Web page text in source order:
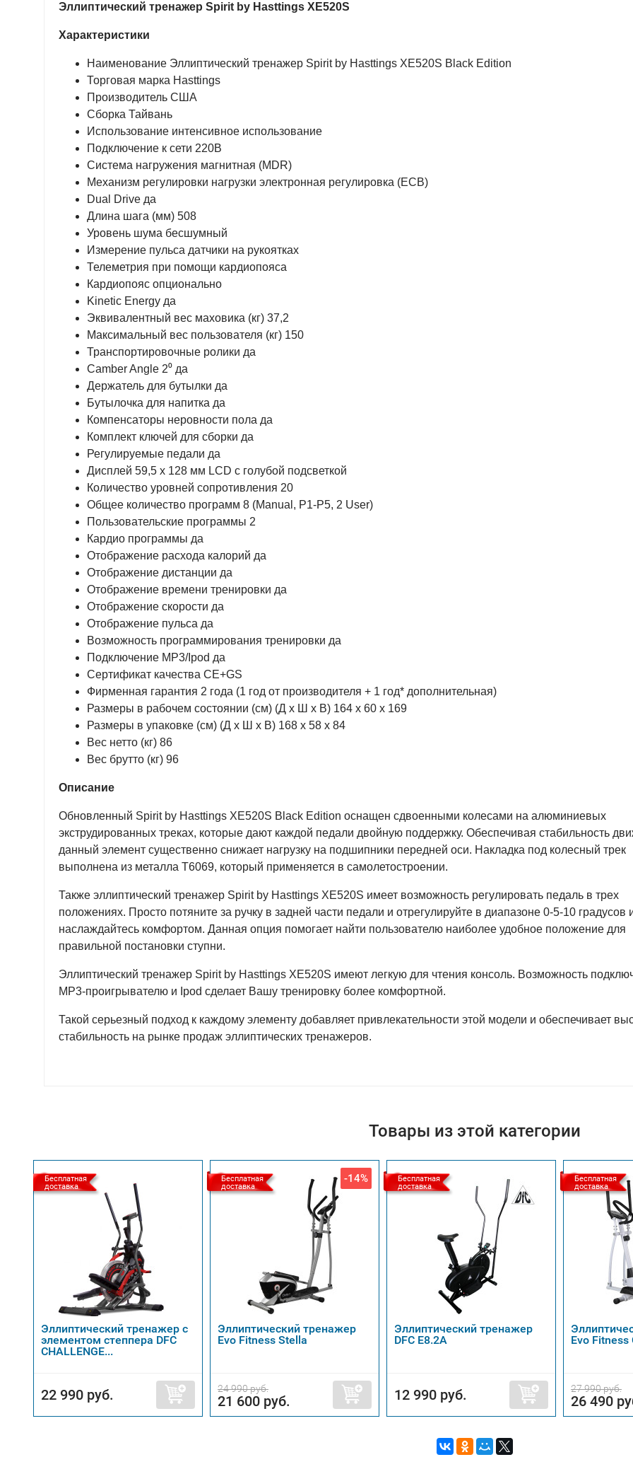
Эллиптический тренажер Spirit by Hasttings XE520S
Характеристики
Наименование Эллиптический тренажер Spirit by Hasttings XE520S Black Edition
Торговая марка Hasttings
Производитель США
Сборка Тайвань
Использование интенсивное использование
Подключение к сети 220В
Система нагружения магнитная (MDR)
Механизм регулировки нагрузки электронная регулировка (ECB)
Dual Drive да
Длина шага (мм) 508
Уровень шума беcшумный
Измерение пульса датчики на рукоятках
Телеметрия при помощи кардиопояса
Кардиопояс опционально
Kinetic Energy да
Эквивалентный вес маховика (кг) 37,2
Максимальный вес пользователя (кг) 150
Транспортировочные ролики да
Camber Angle 2⁰ да
Держатель для бутылки да
Бутылочка для напитка да
Компенсаторы неровности пола да
Комплект ключей для сборки да
Регулируемые педали да
Дисплей 59,5 x 128 мм LCD с голубой подсветкой
Количество уровней сопротивления 20
Общее количество программ 8 (Manual, P1-P5, 2 User)
Пользовательские программы 2
Кардио программы да
Отображение расхода калорий да
Отображение дистанции да
Отображение времени тренировки да
Отображение скорости да
Отображение пульса да
Возможность программирования тренировки да
Подключение MP3/Ipod да
Сертификат качества CE+GS
Фирменная гарантия 2 года (1 год от производителя + 1 год* дополнительная)
Размеры в рабочем состоянии (см) (Д х Ш х В) 164 х 60 х 169
Размеры в упаковке (см) (Д х Ш х В) 168 х 58 х 84
Вес нетто (кг) 86
Вес брутто (кг) 96
Описание
Обновленный Spirit by Hasttings XE520S Black Edition оснащен сдвоенными колесами на алюминиевых
экструдированных треках, которые дают каждой педали двойную поддержку. Обеспечивая стабильность
данный элемент существенно снижает нагрузку на подшипники передней оси. Накладка под колесный трек
выполнена из металла Т6069, который применяется в самолетостроении.
Также эллиптический тренажер Spirit by Hasttings XE520S имеет возможность регулировать педаль в трех
положениях. Просто потяните за ручку в задней части педали и отрегулируйте в диапазоне 0-5-10 градусов
наслаждайтесь комфортом. Данная опция помогает найти пользователю наиболее удобное положение для
правильной постановки ступни.
Эллиптический тренажер Spirit by Hasttings XE520S имеют легкую для чтения консоль. Возможность
МР3-проигрывателю и Ipod сделает Вашу тренировку более комфортной.
Такой серьезный подход к каждому элементу добавляет привлекательности этой модели и обеспечивает
стабильность на рынке продаж эллиптических тренажеров.
Товары из этой категории
Бесплатная
доставка
Эллиптический тренажер с
элементом степпера DFC
CHALLENGE...
22 990 руб.
Бесплатная
доставка
-14%
Эллиптический тренажер
Evo Fitness Stella
24 990 руб.
21 600 руб.
Бесплатная
доставка
Эллиптический тренажер
DFC E8.2A
12 990 руб.
Бесплатная
доставка
Evo Fitness
27 990 руб.
26 490